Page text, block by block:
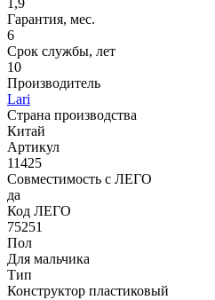
1,9
Гарантия, мес.
6
Срок службы, лет
10
Производитель
Lari
Страна производства
Китай
Артикул
11425
Совместимость с ЛЕГО
да
Код ЛЕГО
75251
Пол
Для мальчика
Тип
Конструктор пластиковый